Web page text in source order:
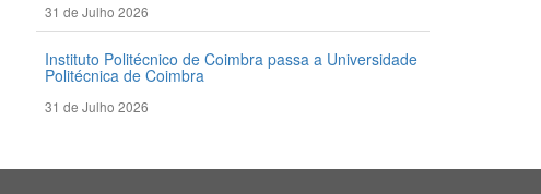
31 de Julho 2026
Instituto Politécnico de Coimbra passa a Universidade
Politécnica de Coimbra
31 de Julho 2026